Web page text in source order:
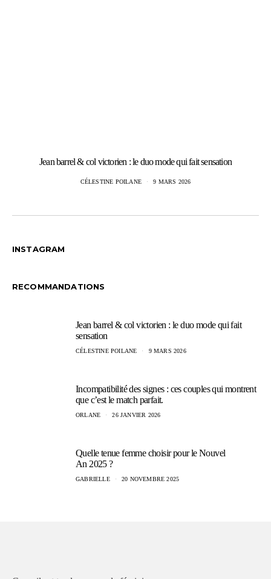
Jean barrel & col victorien : le duo mode qui fait sensation
CÉLESTINE POILANE 9 MARS 2026
INSTAGRAM
RECOMMANDATIONS
Jean barrel & col victorien : le duo mode qui fait
sensation
CÉLESTINE POILANE 9 MARS 2026
Incompatibilité des signes : ces couples qui montrent
que c’est le match parfait.
ORLANE 26 JANVIER 2026
Quelle tenue femme choisir pour le Nouvel
An 2025 ?
GABRIELLE 20 NOVEMBRE 2025